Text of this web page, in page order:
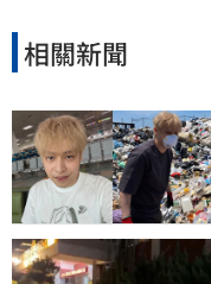
相關新聞